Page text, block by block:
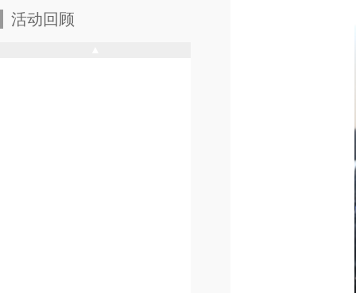
活动回顾